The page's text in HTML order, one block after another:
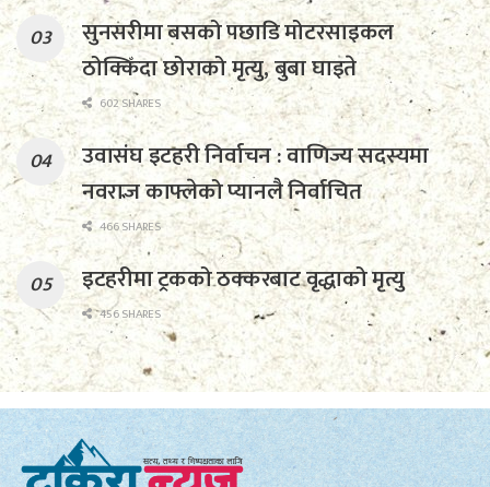
सुनसरीमा बसको पछाडि मोटरसाइकल
ठोक्किँदा छोराको मृत्यु, बुबा घाइते
602 SHARES
उवासंघ इटहरी निर्वाचन : वाणिज्य सदस्यमा
नवराज काफ्लेको प्यानलै निर्वाचित
466 SHARES
इटहरीमा ट्रकको ठक्करबाट वृद्धाको मृत्यु
456 SHARES